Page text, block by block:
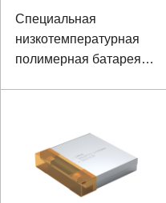
Специальная
низкотемпературная
полимерная батарея